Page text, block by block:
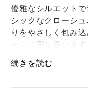
優雅なシルエット
シックなクローシ
りをやさしく包み
ーンに寄り添いま
なクラフトマンシ